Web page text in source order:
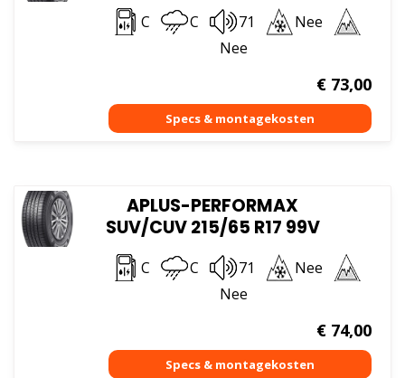
C C 71
Nee
Nee
€73,00
APLUS-PERFORMAX
SUV/CUV 215/65 R17 99V
C C 71
Nee
Nee
€74,00